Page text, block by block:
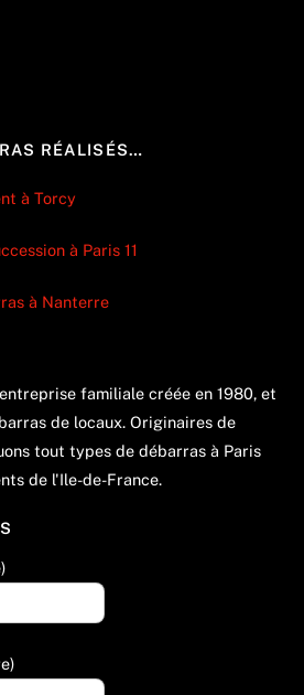
RÉALISÉS…
à Torcy
à Paris 11
à Nanterre
familiale créée en 1980, et
de locaux. Originaires de
tout types de débarras à Paris
de l'Ile-de-France.